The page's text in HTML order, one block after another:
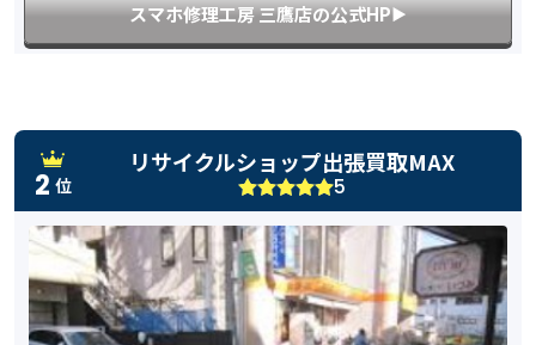
スマホ修理工房 三鷹店の公式HP▶︎
2 位
リサイクルショップ出張買取MAX
5